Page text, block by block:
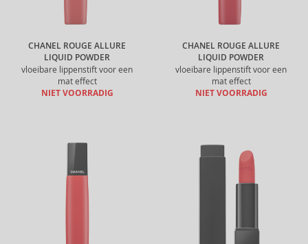
CHANEL ROUGE ALLURE
LIQUID POWDER
vloeibare lippenstift voor een
mat effect
NIET VOORRADIG
CHANEL ROUGE ALLURE
LIQUID POWDER
vloeibare lippenstift voor een
mat effect
NIET VOORRADIG